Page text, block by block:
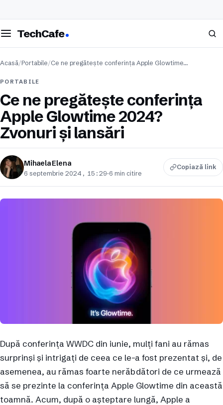
meniul
TechCafe Caută
Acasă/Portabile/Ce ne pregătește conferința Apple Glowtime…
PORTABILE
Ce ne pregătește conferința
Apple Glowtime 2024?
Zvonuri și lansări
Mihaela Elena
6 septembrie 2024, 15:29·6 min citire
Copiază link
După conferința WWDC din iunie, mulți fani au rămas
surprinși și intrigați de ceea ce le-a fost prezentat și, de
asemenea, au rămas foarte nerăbdători de ce urmează
să se prezinte la conferința Apple Glowtime din această
toamnă. Acum, după o așteptare lungă, Apple a